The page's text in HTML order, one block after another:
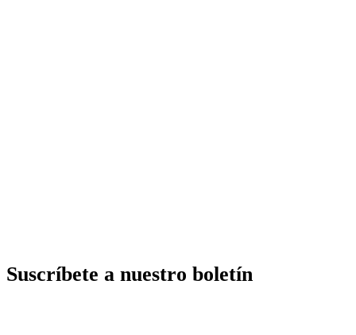
Suscríbete a nuestro boletín